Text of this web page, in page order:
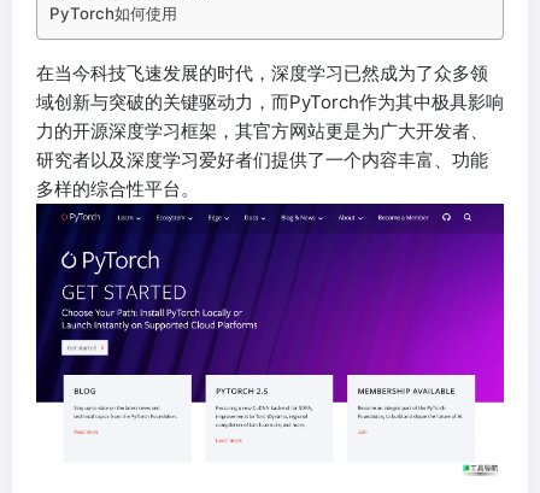
PyTorch如何使用
在当今科技飞速发展的时代，深度学习已然成为了众多领
域创新与突破的关键驱动力，而PyTorch作为其中极具影响
力的开源深度学习框架，其官方网站更是为广大开发者、
研究者以及深度学习爱好者们提供了一个内容丰富、功能
多样的综合性平台。